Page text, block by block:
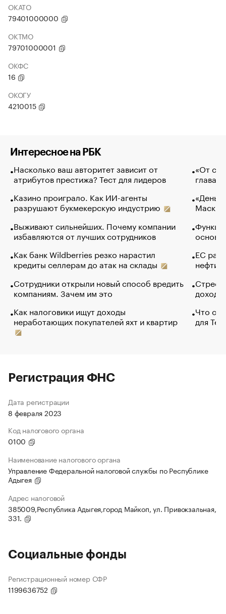
ОКАТО
79401000000
ОКТМО
79701000001
ОКФС
16
ОКОГУ
4210015
Интересное на РБК
Насколько ваш авторитет зависит от
атрибутов престижа? Тест для лидеров
Казино проиграло. Как ИИ-агенты
разрушают букмекерскую индустрию
Выживают сильнейших. Почему компании
избавляются от лучших сотрудников
Как банк Wildberries резко нарастил
кредиты селлерам до атак на склады
Сотрудники открыли новый способ вредить
компаниям. Зачем им это
Как налоговики ищут доходы
неработающих покупателей яхт и квартир
«От
глава
Маск в
основ
ЕС
нефти
Что
для
Регистрация ФНС
Дата регистрации
8 февраля 2023
Код налогового органа
0100
Наименование налогового органа
Управление Федеральной налоговой службы по Республике
Адыгея
Адрес налоговой
385009,Республика Адыгея,город Майкоп, ул. Привокзальная,
331.
Социальные фонды
Регистрационный номер СФР
1199636752